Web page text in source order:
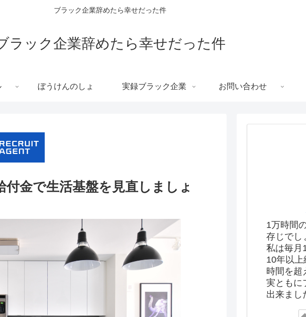
ブラック企業辞めたら幸せだった件
ラック企業辞めたら幸せだった件
ぼうけんのしょ 実録ブラック企業 お問い合わせ
金で生活基盤を見直しましょ
1万時間
存じでし
私は毎月
10年以
時間を超
実ともに
出来まし